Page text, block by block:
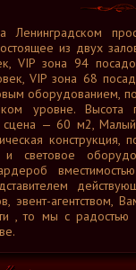
Ленинградском
из двух
VIP зона 94
VIP зона 68
оборудованием,
уровне. Высота
сцена — 60 м2,
конструкция,
световое
эвент-агентством,
, то мы с радостью